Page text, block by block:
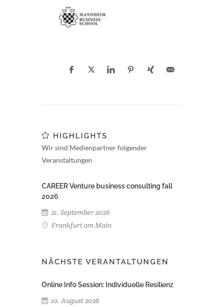
HIGHLIGHTS
Wir sind Medienpartner folgender
Veranstaltungen
CAREER Venture business consulting fall
2026
21. September 2026
Frankfurt am Main
NÄCHSTE VERANTALTUNGEN
Online Info Session: Individuelle Resilienz
10. August 2026